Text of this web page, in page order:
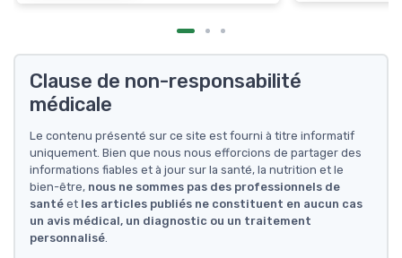
Clause de non-responsabilité
médicale
Le contenu présenté sur ce site est fourni à titre informatif
uniquement. Bien que nous nous efforcions de partager des
informations fiables et à jour sur la santé, la nutrition et le
bien-être, nous ne sommes pas des professionnels de
santé et les articles publiés ne constituent en aucun cas
un avis médical, un diagnostic ou un traitement
personnalisé.